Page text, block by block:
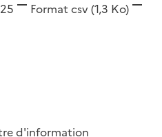
Format csv(1,3 Ko)
d'information